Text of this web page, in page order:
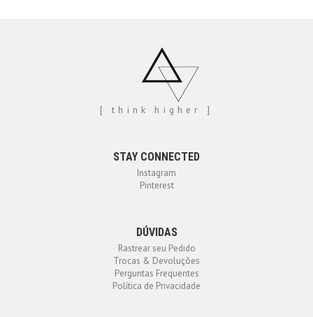
[ think higher ]
STAY CONNECTED
Instagram
Pinterest
DÚVIDAS
Rastrear seu Pedido
Trocas & Devoluções
Perguntas Frequentes
Política de Privacidade